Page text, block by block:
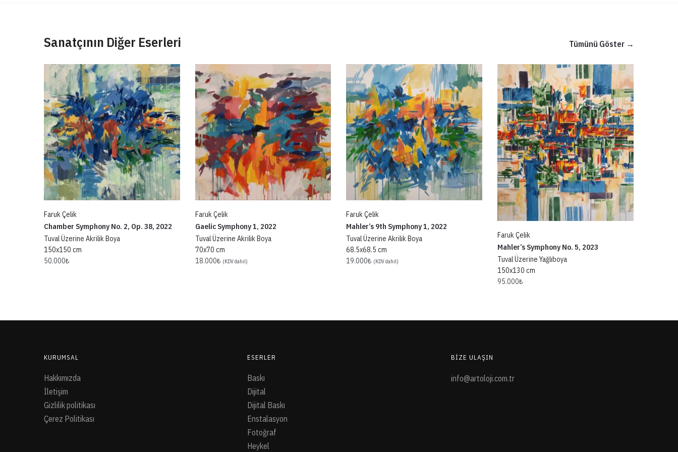
Sanatçının Diğer Eserleri
Faruk Çelik
Chamber Symphony No. 2, Op. 38, 2022
Tuval Üzerine Akrilik Boya
150x150 cm
50.000₺
Faruk Çelik
Gaelic Symphony 1, 2022
Tuval Üzerine Akrilik Boya
70x70 cm
18.000₺ (KDV dahil)
Faruk Çelik
Mahler’s 9th Symphony 1, 2022
Tuval Üzerine Akrilik Boya
68.5x68.5 cm
19.000₺ (KDV dahil)
Faruk Çelik
Mahler’s Symphony No. 5, 2023
Tuval Üzerine Yağlıboya
150x130 cm
95.000₺
Tümünü Göster →
KURUMSAL
Hakkımızda
İletişim
Gizlilik politikası
Çerez Politikası
ESERLER
Baskı
Dijital
Dijital Baskı
Enstalasyon
Fotoğraf
Heykel
BIZE ULAŞIN
info@artoloji.com.tr